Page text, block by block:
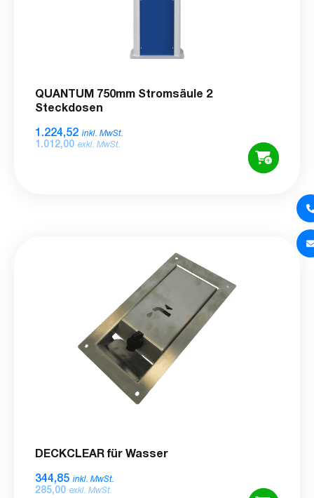
QUANTUM 750mm Stromsäule 2
Steckdosen
1.224,52 inkl. MwSt.
1.012,00 exkl. MwSt.
DECKCLEAR für Wasser
344,85 inkl. MwSt.
285,00 exkl. MwSt.